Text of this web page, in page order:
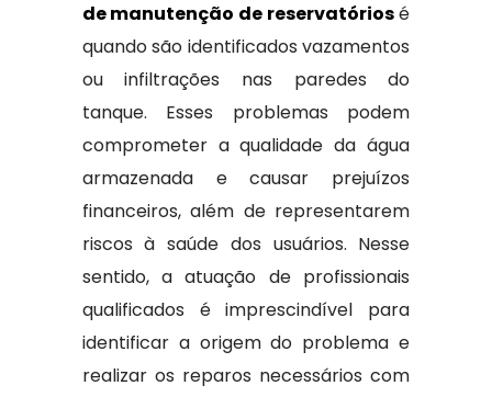
de manutenção de reservatóriosé
quando são identificados vazamentos
ou infiltrações nas paredes do
tanque. Esses problemas podem
comprometer a qualidade da água
armazenada e causar prejuízos
financeiros, além de representarem
riscos à saúde dos usuários. Nesse
sentido, a atuação de profissionais
qualificados é imprescindível para
identificar a origem do problema e
realizar os reparos necessários com